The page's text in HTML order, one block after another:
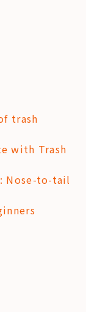
trash
with Trash
Nose-to-tail